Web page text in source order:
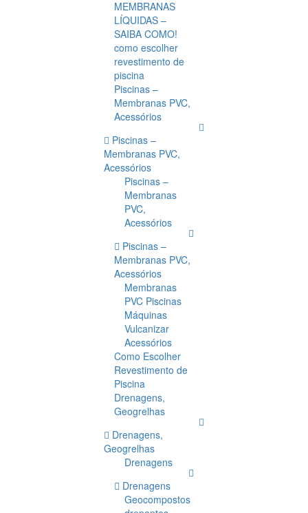
MEMBRANAS
LÍQUIDAS –
SAIBA COMO!
como escolher
revestimento de
piscina
Piscinas –
Membranas PVC,
Acessórios
Piscinas –
Membranas PVC,
Acessórios
Piscinas –
Membranas
PVC,
Acessórios
Piscinas –
Membranas PVC,
Acessórios
Membranas
PVC Piscinas
Máquinas
Vulcanizar
Acessórios
Como Escolher
Revestimento de
Piscina
Drenagens,
Geogrelhas
Drenagens,
Geogrelhas
Drenagens
Drenagens
Geocompostos